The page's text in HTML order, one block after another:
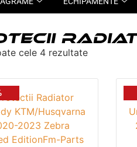
cele 4 rezultate